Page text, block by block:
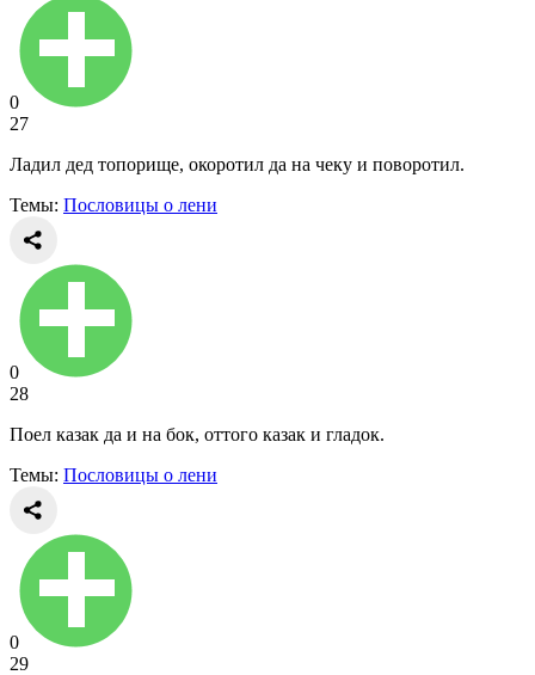
0
27
Ладил дед топорище, окоротил да на чеку и поворотил.
Темы: Пословицы о лени
0
28
Поел казак да и на бок, оттого казак и гладок.
Темы: Пословицы о лени
0
29